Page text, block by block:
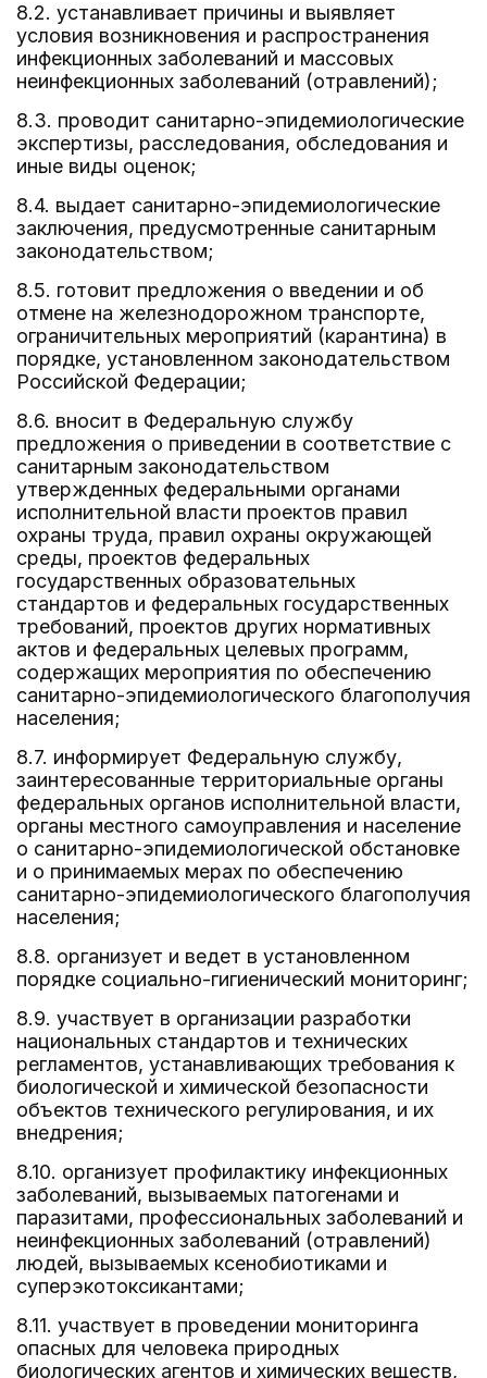
8.2. устанавливает причины и выявляет
условия возникновения и распространения
инфекционных заболеваний и массовых
неинфекционных заболеваний (отравлений);
8.3. проводит санитарно-эпидемиологические
экспертизы, расследования, обследования и
иные виды оценок;
8.4. выдает санитарно-эпидемиологические
заключения, предусмотренные санитарным
законодательством;
8.5. готовит предложения о введении и об
отмене на железнодорожном транспорте,
ограничительных мероприятий (карантина) в
порядке, установленном законодательством
Российской Федерации;
8.6. вносит в Федеральную службу
предложения о приведении в соответствие с
санитарным законодательством
утвержденных федеральными органами
исполнительной власти проектов правил
охраны труда, правил охраны окружающей
среды, проектов федеральных
государственных образовательных
стандартов и федеральных государственных
требований, проектов других нормативных
актов и федеральных целевых программ,
содержащих мероприятия по обеспечению
санитарно-эпидемиологического благополучия
населения;
8.7. информирует Федеральную службу,
заинтересованные территориальные органы
федеральных органов исполнительной власти,
органы местного самоуправления и население
о санитарно-эпидемиологической обстановке
и о принимаемых мерах по обеспечению
санитарно-эпидемиологического благополучия
населения;
8.8. организует и ведет в установленном
порядке социально-гигиенический мониторинг;
8.9. участвует в организации разработки
национальных стандартов и технических
регламентов, устанавливающих требования к
биологической и химической безопасности
объектов технического регулирования, и их
внедрения;
8.10. организует профилактику инфекционных
заболеваний, вызываемых патогенами и
паразитами, профессиональных заболеваний и
неинфекционных заболеваний (отравлений)
людей, вызываемых ксенобиотиками и
суперэкотоксикантами;
8.11. участвует в проведении мониторинга
опасных для человека природных
биологических агентов и химических веществ,